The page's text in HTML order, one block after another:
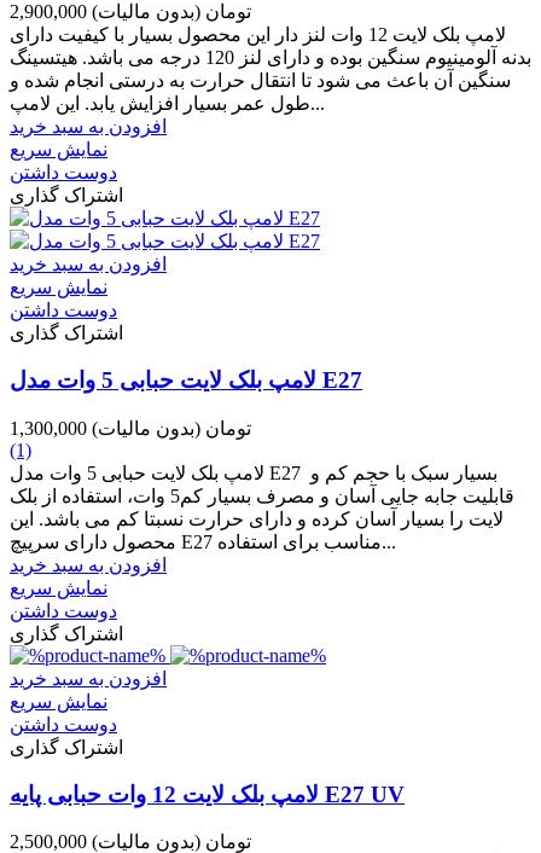
2,900,000 تومان (بدون مالیات)
لامپ بلک لایت 12 وات لنز دار این محصول بسیار با کیفیت دارای
بدنه آلومینیوم سنگین بوده و دارای لنز 120 درجه می باشد. هیتسینگ
سنگین آن باعث می شود تا انتقال حرارت به درستی انجام شده و
طول عمر بسیار افزایش یابد. این لامپ...
افزودن به سبد خرید
نمایش سریع
دوست داشتن
اشتراک گذاری
افزودن به سبد خرید
نمایش سریع
دوست داشتن
اشتراک گذاری
لامپ بلک لایت حبابی 5 وات مدل E27
1,300,000 تومان (بدون مالیات)
(1)
لامپ بلک لایت حبابی 5 وات مدل E27 بسیار سبک با حجم کم و
قابلیت جابه جایی آسان و مصرف بسیار کم5 وات، استفاده از بلک
لایت را بسیار آسان کرده و دارای حرارت نسبتا کم می باشد. این
محصول دارای سرپیچ E27 مناسب برای استفاده...
افزودن به سبد خرید
نمایش سریع
دوست داشتن
اشتراک گذاری
افزودن به سبد خرید
نمایش سریع
دوست داشتن
اشتراک گذاری
لامپ بلک لایت 12 وات حبابی پایه E27 UV
2,500,000 تومان (بدون مالیات)